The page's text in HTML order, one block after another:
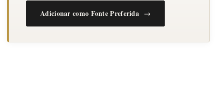
Adicionar como Fonte Preferida →